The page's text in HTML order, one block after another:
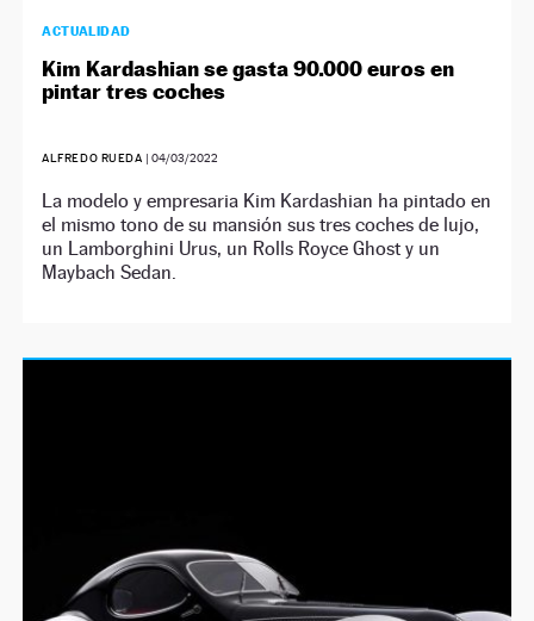
ACTUALIDAD
Kim Kardashian se gasta 90.000 euros en
pintar tres coches
ALFREDO RUEDA | 04/03/2022
La modelo y empresaria Kim Kardashian ha pintado en
el mismo tono de su mansión sus tres coches de lujo,
un Lamborghini Urus, un Rolls Royce Ghost y un
Maybach Sedan.